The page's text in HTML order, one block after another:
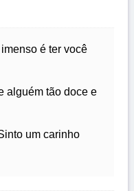
é ter você
alguém tão doce e
um carinho